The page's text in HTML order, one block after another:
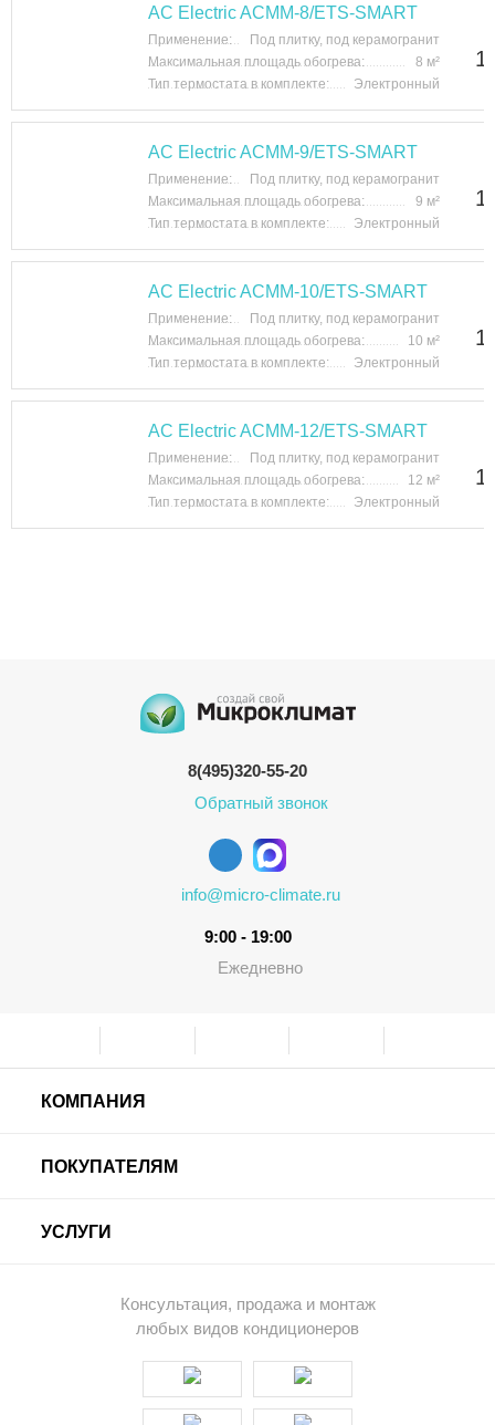
AC Electric ACMM-8/ETS-SMART
Применение:
Под плитку, под керамогранит
Максимальная площадь обогрева:
8 м²
Тип термостата в комплекте:
Электронный
AC Electric ACMM-9/ETS-SMART
Применение:
Под плитку, под керамогранит
Максимальная площадь обогрева:
9 м²
Тип термостата в комплекте:
Электронный
AC Electric ACMM-10/ETS-SMART
Применение:
Под плитку, под керамогранит
Максимальная площадь обогрева:
10 м²
Тип термостата в комплекте:
Электронный
AC Electric ACMM-12/ETS-SMART
Применение:
Под плитку, под керамогранит
Максимальная площадь обогрева:
12 м²
Тип термостата в комплекте:
Электронный
8(495)320-55-20
Обратный звонок
info@micro-climate.ru
9:00 - 19:00
Ежедневно
КОМПАНИЯ
ПОКУПАТЕЛЯМ
УСЛУГИ
Консультация, продажа и монтаж
любых видов кондиционеров